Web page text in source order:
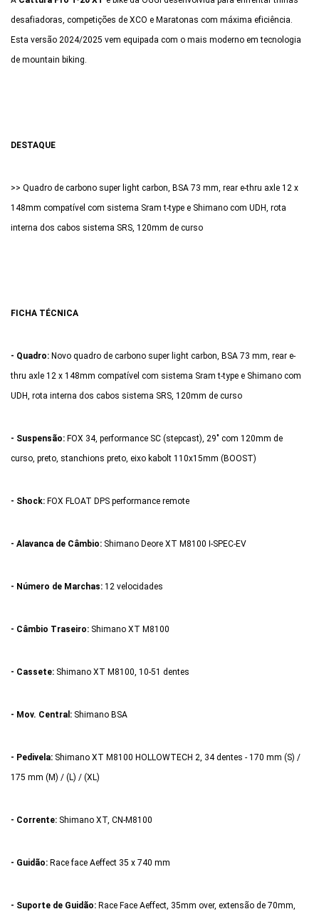
desafiadoras, competições de XCO e Maratonas com máxima eficiência.
Esta versão 2024/2025 vem equipada com o mais moderno em tecnologia
de mountain biking.
DESTAQUE
>> Quadro de carbono super light carbon, BSA 73 mm, rear e-thru axle 12 x
148mm compatível com sistema Sram t-type e Shimano com UDH, rota
interna dos cabos sistema SRS, 120mm de curso
FICHA TÉCNICA
- Quadro: Novo quadro de carbono super light carbon, BSA 73 mm, rear e-
thru axle 12 x 148mm compatível com sistema Sram t-type e Shimano com
UDH, rota interna dos cabos sistema SRS, 120mm de curso
- Suspensão: FOX 34, performance SC (stepcast), 29" com 120mm de
curso, preto, stanchions preto, eixo kabolt 110x15mm (BOOST)
- Shock: FOX FLOAT DPS performance remote
- Alavanca de Câmbio: Shimano Deore XT M8100 I-SPEC-EV
- Número de Marchas: 12 velocidades
- Câmbio Traseiro: Shimano XT M8100
- Cassete: Shimano XT M8100, 10-51 dentes
- Mov. Central: Shimano BSA
- Pedivela: Shimano XT M8100 HOLLOWTECH 2, 34 dentes - 170 mm (S) /
175 mm (M) / (L) / (XL)
- Corrente: Shimano XT, CN-M8100
- Guidão: Race face Aeffect 35 x 740 mm
- Suporte de Guidão: Race Face Aeffect, 35mm over, extensão de 70mm,